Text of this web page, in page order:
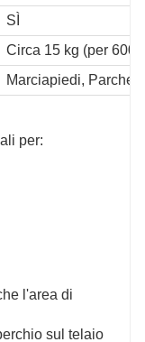
SÌ
Circa 15 kg (per 600
Marciapiedi,
per:
l'area di
sul telaio